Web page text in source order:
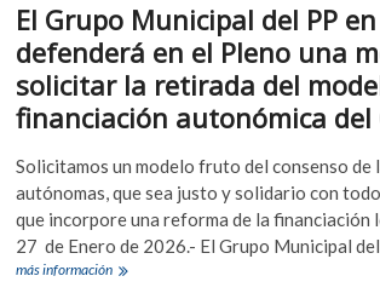
El Grupo Municipal del PP
defenderá en el Pleno una
solicitar la retirada del
financiación autonómica del
Solicitamos un modelo fruto del consenso de
autónomas, que sea justo y solidario con
que incorpore una reforma de la financiación
27 de Enero de 2026.- El Grupo Municipal
más informaciónEl